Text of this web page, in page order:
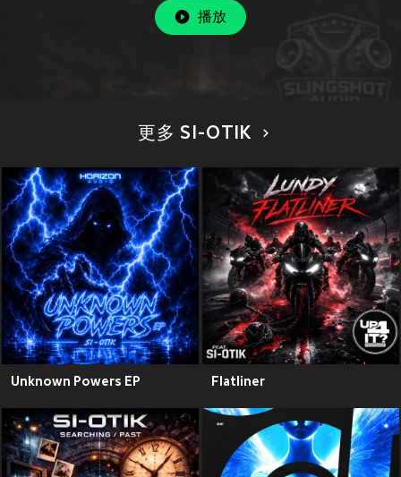
播放
更多 SI-OTIK
Unknown Powers EP Flatliner